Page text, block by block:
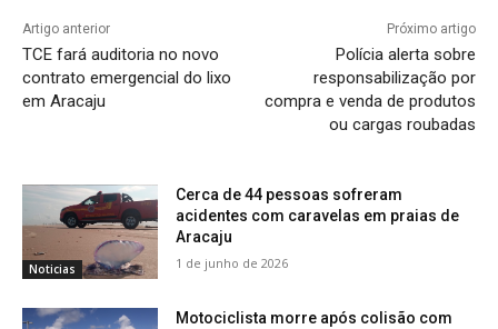
Artigo anterior
TCE fará auditoria no novo
contrato emergencial do lixo
em Aracaju
Próximo artigo
Polícia alerta sobre
responsabilização por
compra e venda de produtos
ou cargas roubadas
Noticias
Cerca de 44 pessoas sofreram
acidentes com caravelas em praias de
Aracaju
1 de junho de 2026
Motociclista morre após colisão com